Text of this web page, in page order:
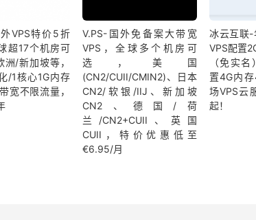
VPS特价5折
超17个机房可
/新加坡等，
/1核心1G内存
宽不限流量，
V.PS-国外免备案大带宽
VPS，全球多个机房可
选，美国
(CN2/CUII/CMIN2)、日本
CN2/软银/IIJ、新加坡
CN2、德国/荷
兰/CN2+CUII、英国
CUII，特价优惠低至
€6.95/月
冰云互联-
VPS配置
（免实
置4G内
场VPS云
起！